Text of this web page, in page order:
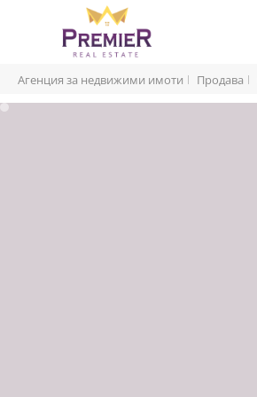
Агенция за недвижими имоти Продава